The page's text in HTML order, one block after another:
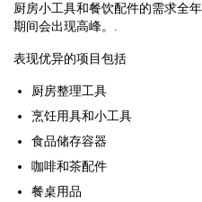
厨房小工具和餐饮配件的需求全
期间会出现高峰。.
表现优异的项目包括
厨房整理工具
烹饪用具和小工具
食品储存容器
咖啡和茶配件
餐桌用品